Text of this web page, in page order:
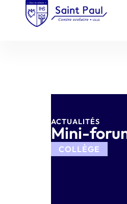
ACTUALITÉS
Mini-
COLLÈGE